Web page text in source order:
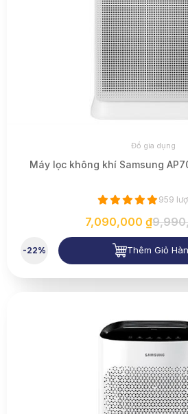
Đồ gia dụng
Máy lọc không khí Samsung
959
7,090,000 ₫
-22% Thêm Giỏ